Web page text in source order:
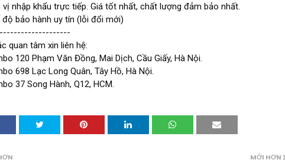
nhập khẩu trực tiếp. Giá tốt nhất, chất lượng đảm bảo nhất.
bảo hành uy tín (lỗi đổi mới)
quan tâm xin liên hệ:
120 Phạm Văn Đồng, Mai Dịch, Cầu Giấy, Hà Nội.
698 Lạc Long Quân, Tây Hồ, Hà Nội.
MỚI HƠN